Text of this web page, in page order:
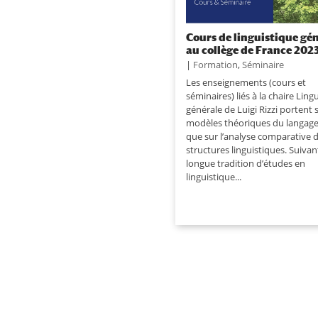
Cours de linguistique
au collège de France
| Formation,Séminaire
Les enseignements (cours et
séminaires) liés à la chaire
générale de Luigi Rizzi portent
modèles théoriques du
que sur l’analyse comparative
structures linguistiques.
longue tradition d’études en
linguistique...